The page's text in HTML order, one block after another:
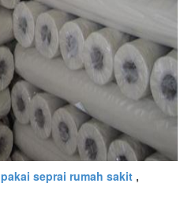
pakai seprai rumah sakit ,